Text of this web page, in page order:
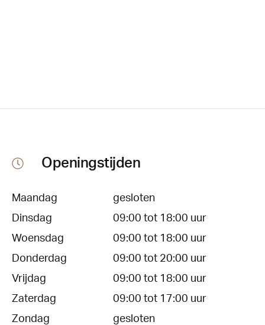
Openingstijden
Maandag
gesloten
Dinsdag
09:00 tot 18:00 uur
Woensdag
09:00 tot 18:00 uur
Donderdag
09:00 tot 20:00 uur
Vrijdag
09:00 tot 18:00 uur
Zaterdag
09:00 tot 17:00 uur
Zondag
gesloten